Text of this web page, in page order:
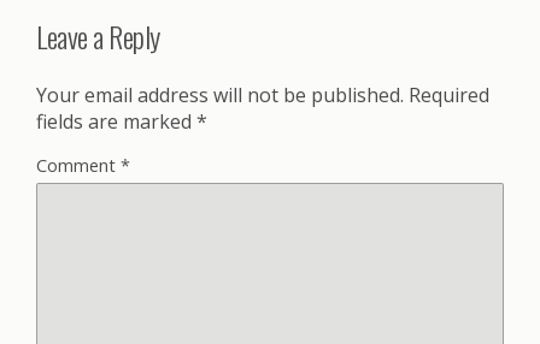
Leave a Reply
Your email address will not be published. Required
fields are marked *
Comment *